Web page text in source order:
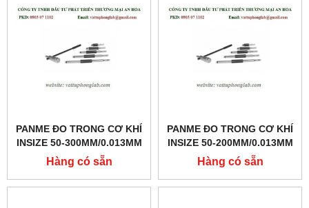
PANME ĐO TRONG CƠ KHÍ
INSIZE 50-300MM/0.013MM
MODEL:3221-300
Hàng có sẵn
PANME ĐO TRONG CƠ KHÍ
INSIZE 50-200MM/0.013MM
MODEL:3221-200
Hàng có sẵn